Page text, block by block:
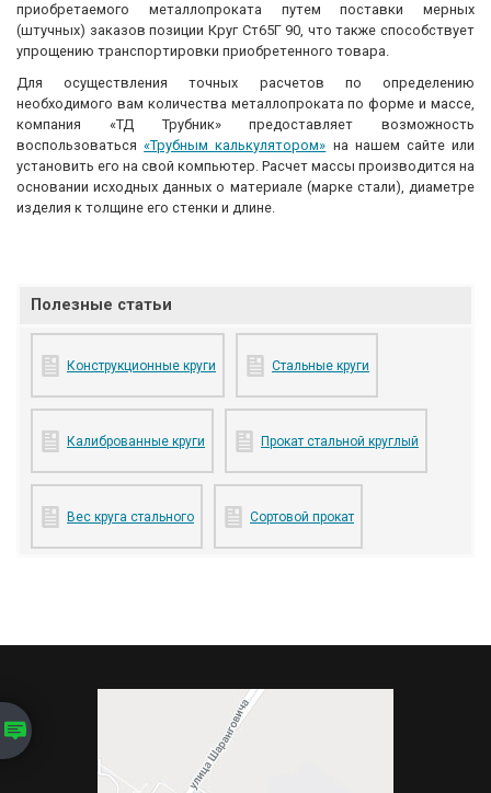
приобретаемого металлопроката путем поставки мерных
(штучных) заказов позиции Круг Ст65Г 90, что также способствует
упрощению транспортировки приобретенного товара.
Для осуществления точных расчетов по определению
необходимого вам количества металлопроката по форме и массе,
компания «ТД Трубник» предоставляет возможность
воспользоваться«Трубным калькулятором» на нашем сайте или
установить его на свой компьютер. Расчет массы производится на
основании исходных данных о материале (марке стали), диаметре
изделия к толщине его стенки и длине.
Полезные статьи
Конструкционные круги Стальные круги
Калиброванные круги Прокат стальной круглый
Вес круга стального Сортовой прокат